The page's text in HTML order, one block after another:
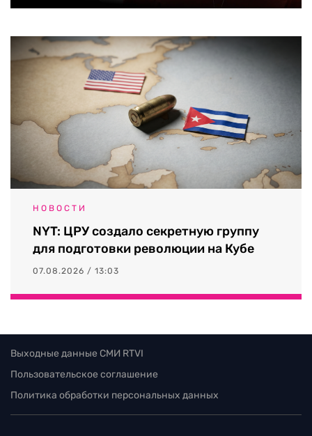
НОВОСТИ
NYT: ЦРУ создало секретную группу
для подготовки революции на Кубе
07.08.2026 / 13:03
Выходные данные СМИ RTVI
Пользовательское соглашение
Политика обработки персональных данных